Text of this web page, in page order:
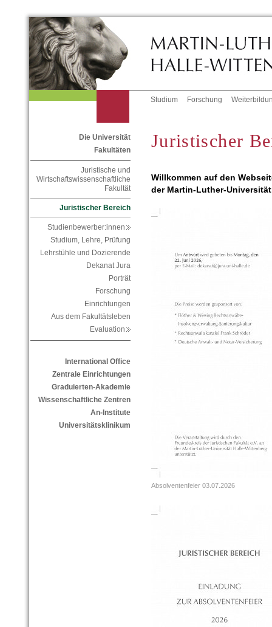
Studium Forschung
Die Universität
Fakultäten
Juristische und
Wirtschaftswissenschaftliche
Fakultät
Juristischer Bereich
Studienbewerber:innen
Studium, Lehre, Prüfung
Lehrstühle und Dozierende
Dekanat Jura
Porträt
Forschung
Einrichtungen
Aus dem Fakultätsleben
Evaluation
International Office
Zentrale Einrichtungen
Graduierten-Akademie
Wissenschaftliche Zentren
An-Institute
Universitätsklinikum
Juristischer
Willkommen auf den
der Martin-Luther-
Absolventenfeier 03.07.2026